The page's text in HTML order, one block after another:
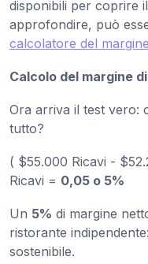
disponibili per coprire
approfondire, può
calcolatore del
Calcolo del margine
Ora arriva il test vero:
tutto?
( $55.000 Ricavi -
Ricavi = 0,05 o 5%
Un 5% di margine
ristorante
sostenibile.